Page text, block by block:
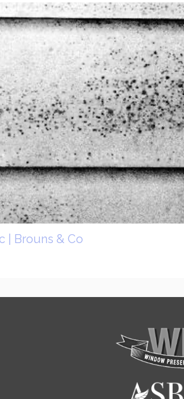
| Brouns & Co